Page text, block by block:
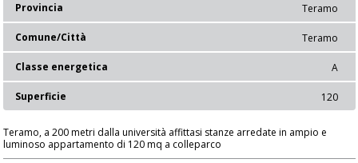
Teramo
Provincia
Teramo
Comune/Città
A
Classe energetica
120
Superficie
Teramo, a 200 metri dalla università affittasi stanze arredate in ampio e
luminoso appartamento di 120 mq a colleparco